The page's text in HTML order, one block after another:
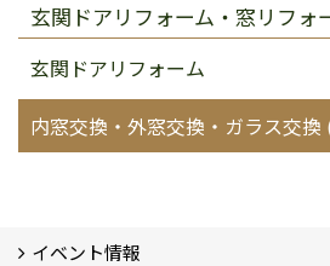
玄関ドアリフォーム・窓リフォ
玄関ドアリフォーム
内窓交換・外窓交換・ガラス交換
イベント情報